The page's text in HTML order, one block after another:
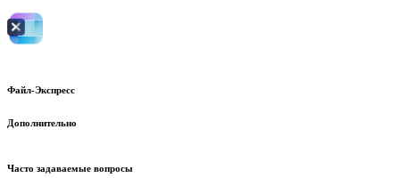
Файл-Экспресс
Дополнительно
Часто задаваемые вопросы